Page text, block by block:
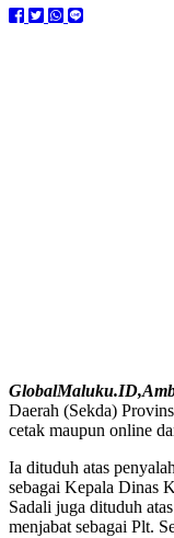
Daerah (Sekda)
cetak maupun online
Ia dituduh atas
sebagai Kepala Dinas
Sadali juga dituduh
menjabat sebagai Plt.